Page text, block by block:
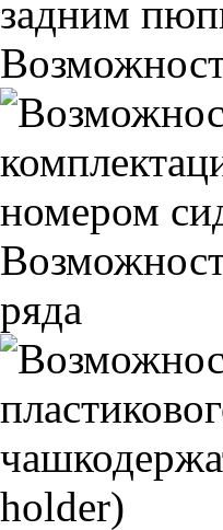
ряда